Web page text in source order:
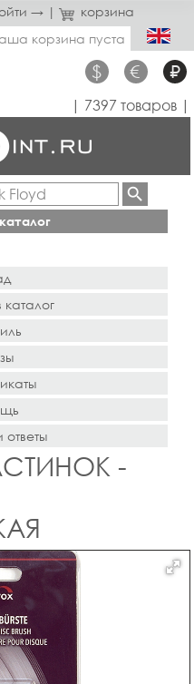
→ |
корзина
корзина пуста
$ € ₽
| 7397 товаров |
каталог
-